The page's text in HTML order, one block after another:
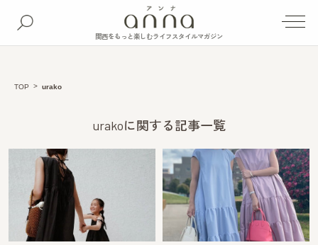
関西をもっと楽しむライフスタイルマガジン
TOP urako
urakoに関する記事一覧